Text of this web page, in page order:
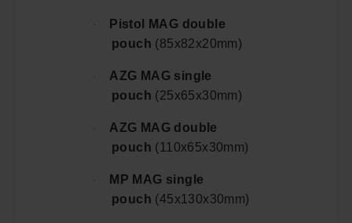
·
Pistol MAG double
pouch (85x82x20mm)
·
AZG MAG single
pouch (25x65x30mm)
·
AZG MAG double
pouch (110x65x30mm)
·
MP MAG single
pouch (45x130x30mm)